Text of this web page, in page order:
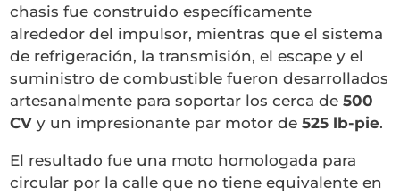
chasis fue construido específicamente
alrededor del impulsor, mientras que el sistema
de refrigeración, la transmisión, el escape y el
suministro de combustible fueron desarrollados
artesanalmente para soportar los cerca de500
CV y un impresionante par motor de525 lb-pie.
El resultado fue una moto homologada para
circular por la calle que no tiene equivalente en